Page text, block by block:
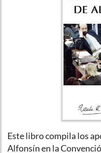
Este libro compila los
Alfonsín en la